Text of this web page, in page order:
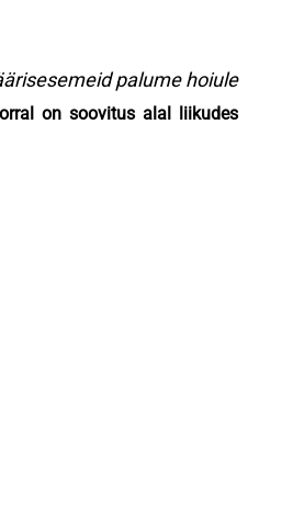
palume hoiule
on soovitus alal liikudes